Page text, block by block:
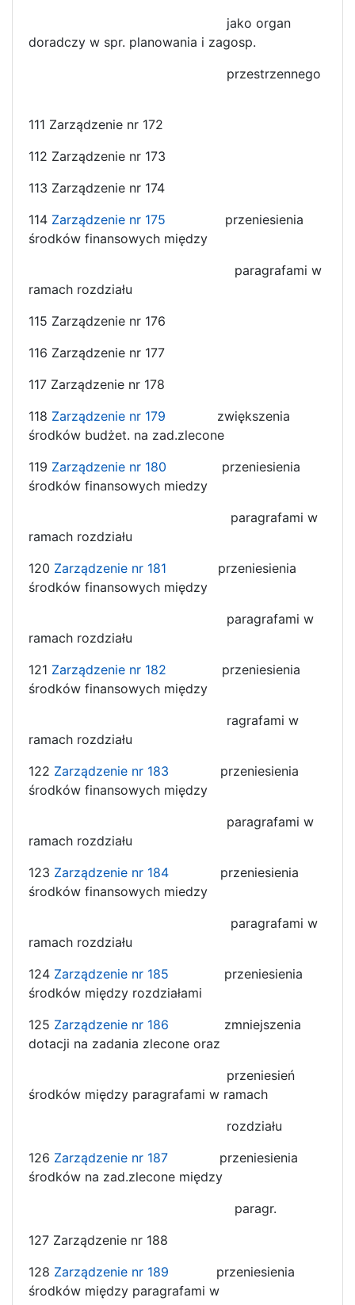
jako organ
doradczy w spr. planowania i zagosp.
przestrzennego
111 Zarządzenie nr 172
112 Zarządzenie nr 173
113 Zarządzenie nr 174
114 Zarządzenie nr 175
przeniesienia
środków finansowych między
paragrafami w
ramach rozdziału
115 Zarządzenie nr 176
116 Zarządzenie nr 177
117 Zarządzenie nr 178
118 Zarządzenie nr 179 zwiększenia
środków budżet. na zad.zlecone
119 Zarządzenie nr 180
przeniesienia
środków finansowych miedzy
paragrafami w
ramach rozdziału
120 Zarządzenie nr 181 przeniesienia
środków finansowych między
paragrafami w
ramach rozdziału
121 Zarządzenie nr 182
przeniesienia
środków finansowych między
ragrafami w
ramach rozdziału
122 Zarządzenie nr 183 przeniesienia
środków finansowych między
paragrafami w
ramach rozdziału
123 Zarządzenie nr 184 przeniesienia
środków finansowych miedzy
paragrafami w
ramach rozdziału
124 Zarządzenie nr 185
przeniesienia
środków między rozdziałami
125 Zarządzenie nr 186
zmniejszenia
dotacji na zadania zlecone oraz
przeniesień
środków między paragrafami w ramach
rozdziału
126 Zarządzenie nr 187
przeniesienia
środków na zad.zlecone między
paragr.
127 Zarządzenie nr 188
128 Zarządzenie nr 189
przeniesienia
środków między paragrafami w